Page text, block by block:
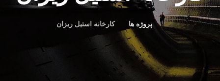
پروژه ها کارخانه استیل ریزان